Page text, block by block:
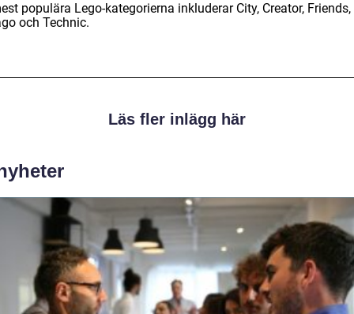
populära Lego-kategorierna inkluderar City, Creator, Friends,
och Technic.
Läs fler inlägg här